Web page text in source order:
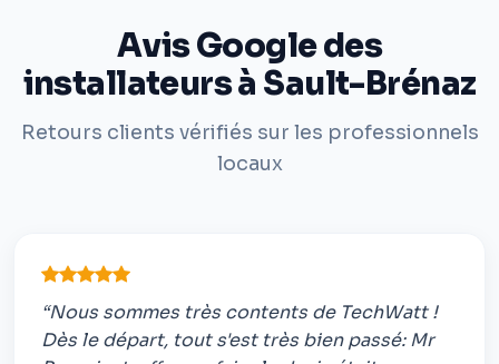
Avis Google des
installateurs à Sault-Brénaz
Retours clients vérifiés sur les professionnels
locaux
“Nous sommes très contents de TechWatt !
Dès le départ, tout s'est très bien passé: Mr